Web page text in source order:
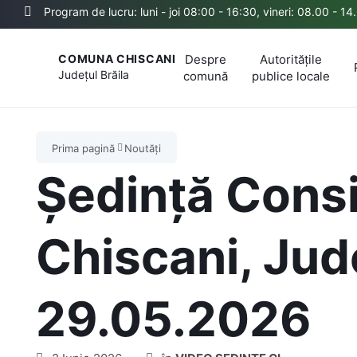
Program de lucru: luni - joi 08:00 - 16:30, vineri: 08.00 -
COMUNA CHISCANI
Județul Brăila
Despre
comună
Autoritățile
publice locale
Prima pagină Noutăți
Ședință
Chiscani,
29.05.2026